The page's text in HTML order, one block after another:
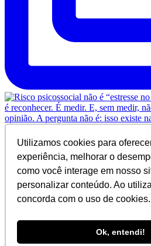
Utilizamos cookies para
experiência, melhorar o
como você interage em nosso
personalizar conteúdo. Ao
concorda com o uso de cookies.
Ok, entendi!
© Copyright 2024 SINDICARGA